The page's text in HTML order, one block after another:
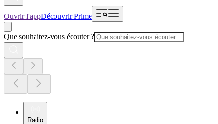
Ouvrir l'appDécouvrir Prime
Que souhaitez-vous écouter ?
Radio